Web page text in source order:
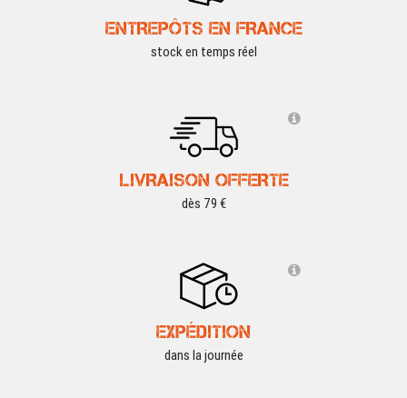
ENTREPÔTS EN FRANCE
stock en temps réel
LIVRAISON OFFERTE
dès 79 €
EXPÉDITION
dans la journée